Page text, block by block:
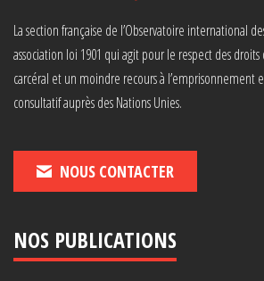
La section française de l’Observatoire international
association loi 1901 qui agit pour le respect des
carcéral et un moindre recours à l’emprisonnement
consultatif auprès des Nations Unies.
NOUS CONTACTER
NOS PUBLICATIONS